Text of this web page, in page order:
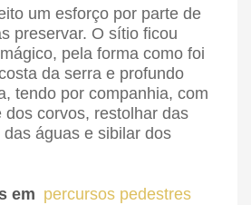
um esforço por parte de
preservar. O sítio ficou
pela forma como foi
da serra e profundo
tendo por companhia, com
dos corvos, restolhar das
águas e sibilar dos
em percursos pedestres